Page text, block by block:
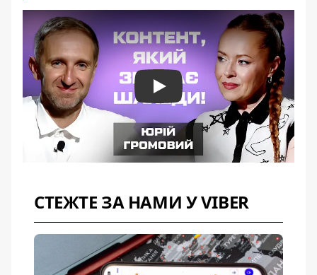
Play
СТЕЖТЕ ЗА НАМИ У VIBER